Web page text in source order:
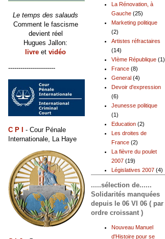
La Rénovation, à
Gauche (25)
Marketing politique
(2)
Artistes réfractaires
(14)
VIème République (1)
France (8)
General (4)
Devoir d'expression
(6)
Jeunesse politique
(1)
Education (2)
Les droites de
France (2)
La fièvre du poulet
2007 (19)
Législatives 2007 (4)
.....sélection de......
Solidarités manquées
depuis le 06 VI 06 ( par
ordre croissant )
Nouveau Manuel
d'Histoire pour se
Le temps des salauds
Comment le fascisme
devient réel
Hugues Jallon:
livre et vidéo
-----------------------
C P I
- Cour Pénale
Internationale, La Haye